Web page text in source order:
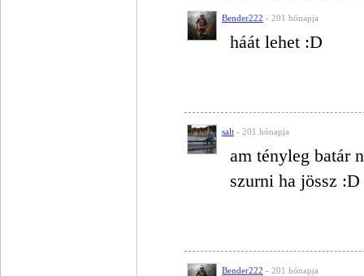
Bender222 - 201 hónapja
háát lehet :D
salt - 201 hónapja
am tényleg batár
szurni ha jössz :D
Bender222 - 201 hónapja